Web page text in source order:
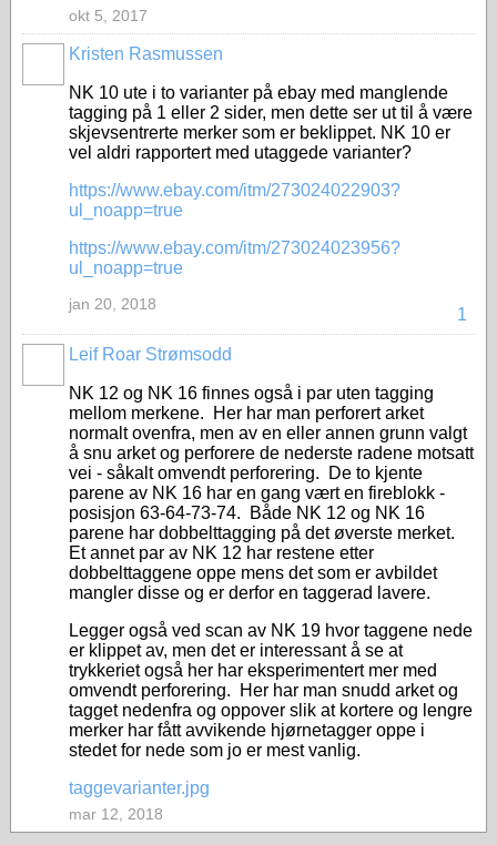
okt 5, 2017
Kristen Rasmussen
NK 10 ute i to varianter på ebay med manglende
tagging på 1 eller 2 sider, men dette ser ut til å være
skjevsentrerte merker som er beklippet. NK 10 er
vel aldri rapportert med utaggede varianter?
https://www.ebay.com/itm/273024022903?
ul_noapp=true
https://www.ebay.com/itm/273024023956?
ul_noapp=true
1
jan 20, 2018
Leif Roar Strømsodd
NK 12 og NK 16 finnes også i par uten tagging
mellom merkene. Her har man perforert arket
normalt ovenfra, men av en eller annen grunn valgt
å snu arket og perforere de nederste radene motsatt
vei - såkalt omvendt perforering. De to kjente
parene av NK 16 har en gang vært en fireblokk -
posisjon 63-64-73-74. Både NK 12 og NK 16
parene har dobbelttagging på det øverste merket.
Et annet par av NK 12 har restene etter
dobbelttaggene oppe mens det som er avbildet
mangler disse og er derfor en taggerad lavere.
Legger også ved scan av NK 19 hvor taggene nede
er klippet av, men det er interessant å se at
trykkeriet også her har eksperimentert mer med
omvendt perforering. Her har man snudd arket og
tagget nedenfra og oppover slik at kortere og lengre
merker har fått avvikende hjørnetagger oppe i
stedet for nede som jo er mest vanlig.
taggevarianter.jpg
mar 12, 2018